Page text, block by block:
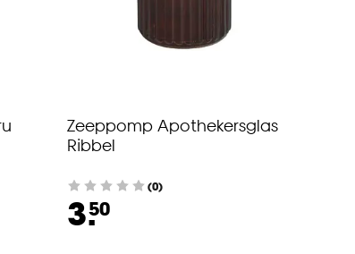
Zeeppomp Apothekersglas
Ribbel
(0)
3.50